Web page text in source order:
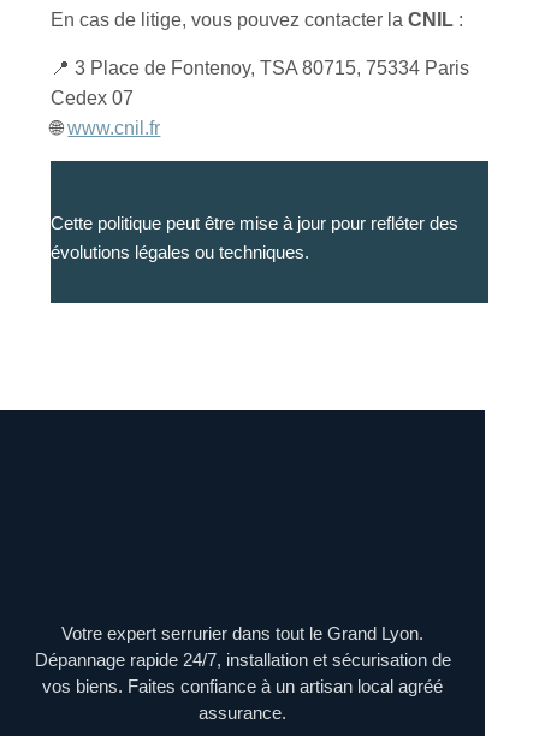
En cas de litige, vous pouvez contacter laCNIL :
📍 3 Place de Fontenoy, TSA 80715, 75334 Paris
Cedex 07
🌐www.cnil.fr
Cette politique peut être mise à jour pour refléter des
évolutions légales ou techniques.
Votre expert serrurier dans tout le Grand Lyon.
Dépannage rapide 24/7, installation et sécurisation de
vos biens. Faites confiance à un artisan local agréé
assurance.